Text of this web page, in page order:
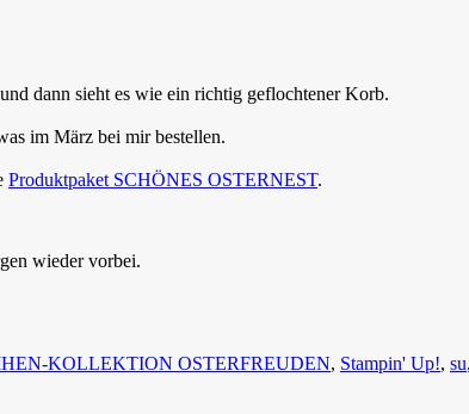
dann sieht es wie ein richtig geflochtener Korb.
im März bei mir bestellen.
Produktpaket SCHÖNES OSTERNEST.
wieder vorbei.
KOLLEKTION OSTERFREUDEN, Stampin' Up!, su,